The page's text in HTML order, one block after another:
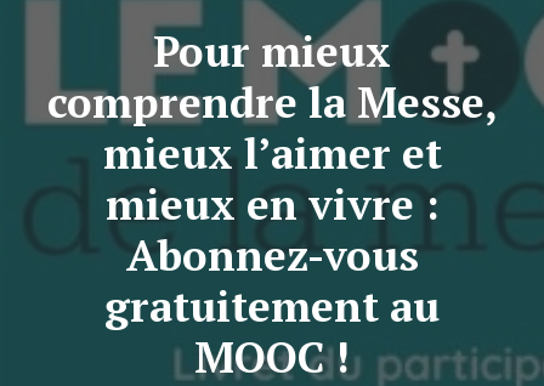
Pour mieux
comprendre la Messe,
mieux l’aimer et
mieux en vivre :
Abonnez-vous
gratuitement au
MOOC !